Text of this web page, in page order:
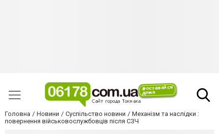
Головна Новини Суспільство новини
Механізм та наслідки :
повернення військовослужбовців після СЗЧ